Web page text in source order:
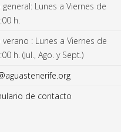
Lunes a Viernes de
h.
: Lunes a Viernes de
h. (Jul., Ago. y Sept.)
de contacto